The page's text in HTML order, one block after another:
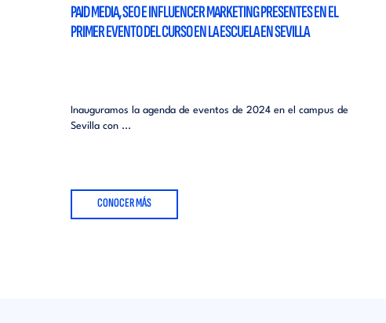
PAID MEDIA, SEO E INFLUENCER MARKETING PRESENTES EN EL
PRIMER EVENTO DEL CURSO EN LA ESCUELA EN SEVILLA
Inauguramos la agenda de eventos de 2024 en el campus de
Sevilla con ...
CONOCER MÁS